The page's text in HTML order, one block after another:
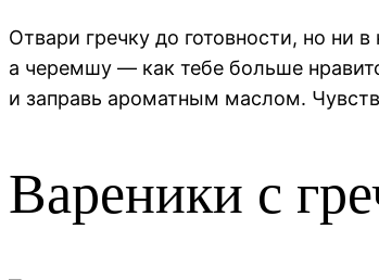
Отвари гречку до готовности, но ни
а черемшу — как тебе больше
и заправь ароматным маслом.
Вареники с